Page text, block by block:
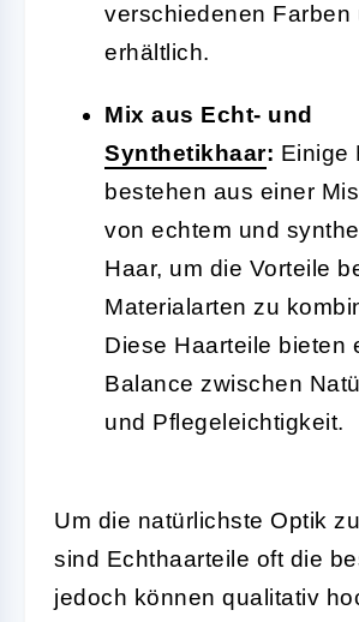
verschiedenen Farben
erhältlich.
Mix aus Echt- und
Synthetikhaar: Einige
bestehen aus einer
von echtem und
Haar, um die Vorteile
Materialarten zu
Diese Haarteile bieten
Balance zwischen
und Pflegeleichtigkeit.
Um die natürlichste Optik
sind Echthaarteile oft die
jedoch können qualitativ